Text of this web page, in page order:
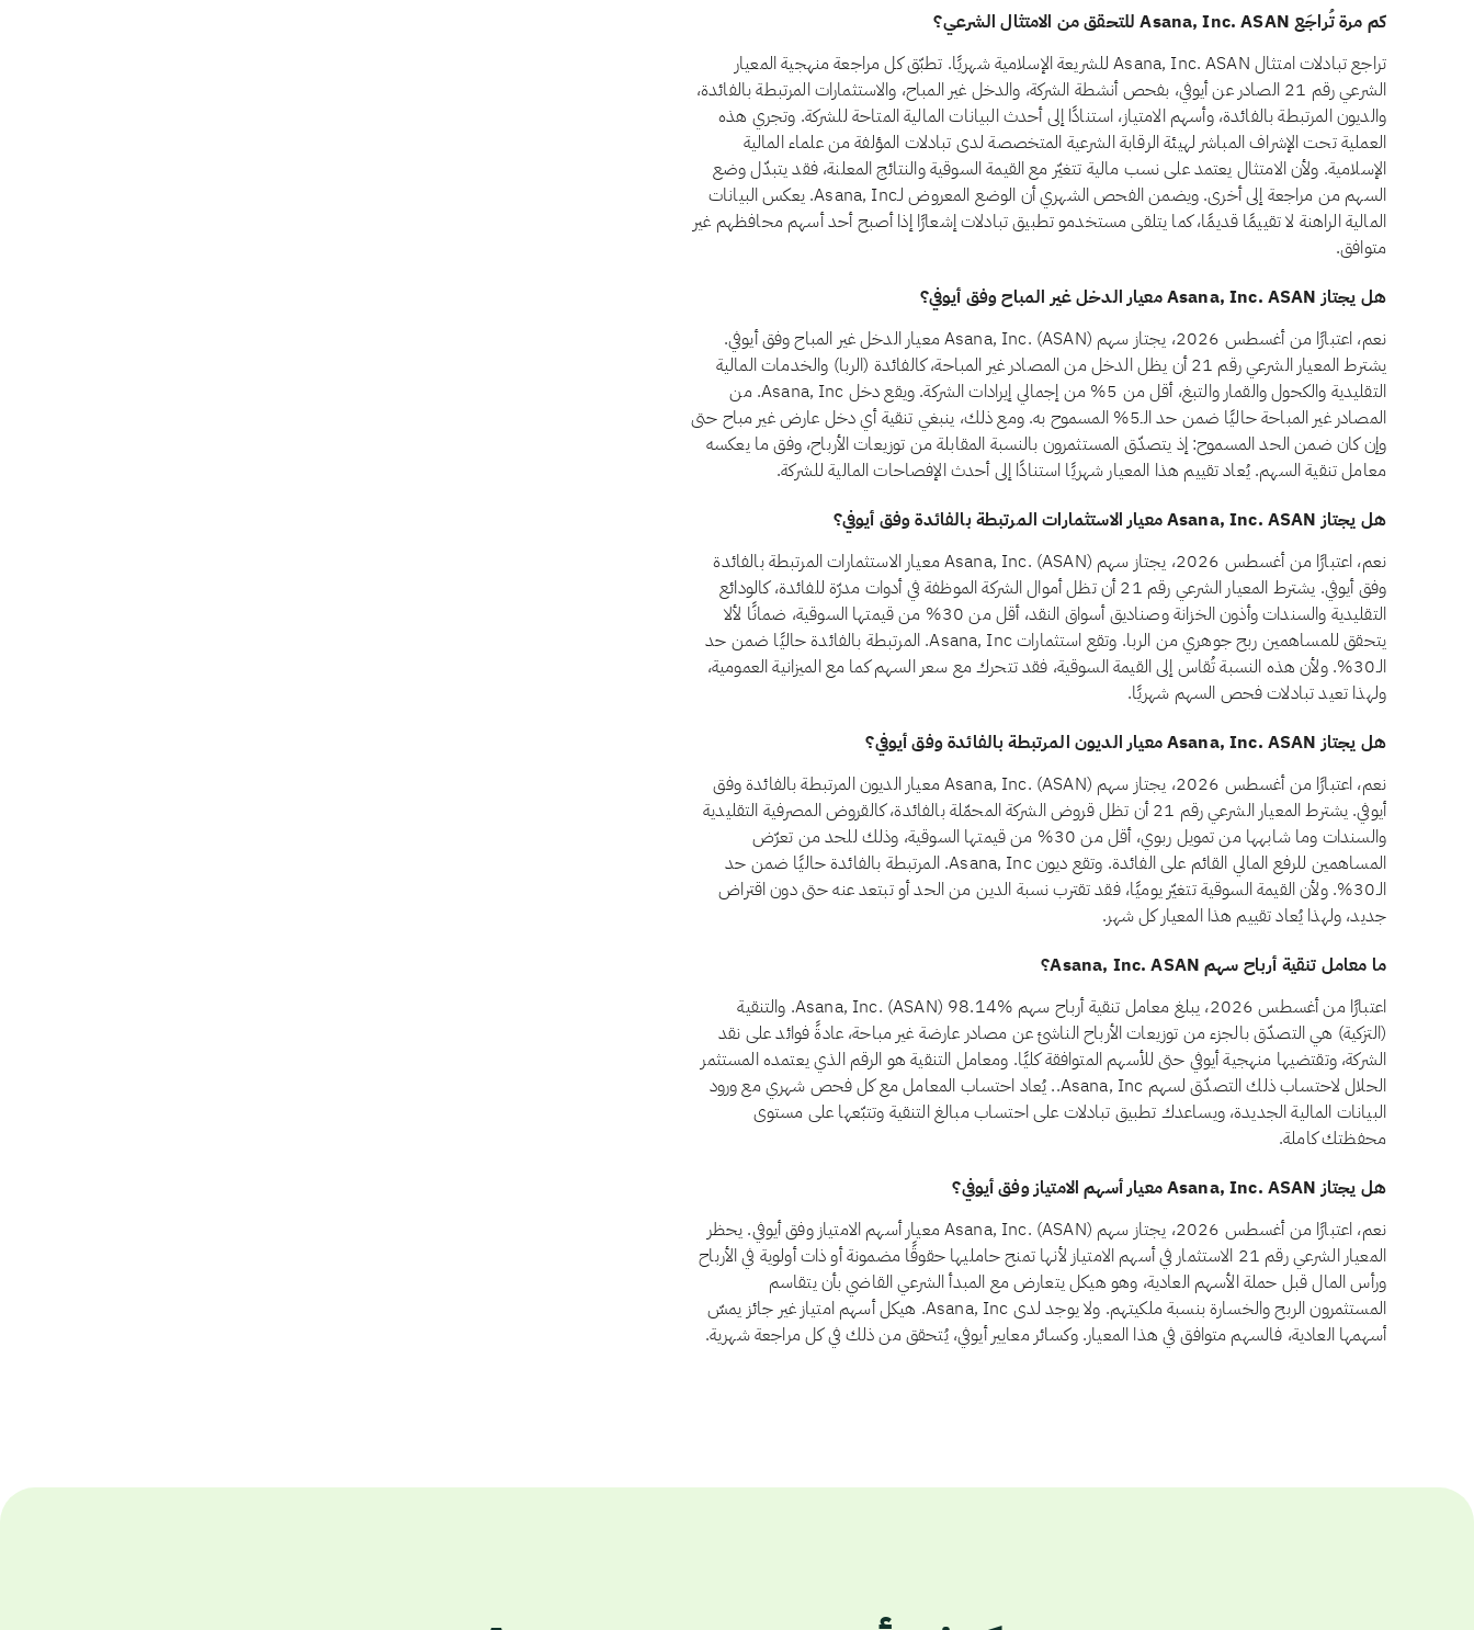
كم مرة تُراجَع Asana, Inc. ASAN للتحقق من الامتثال الشرعي؟
تراجع تبادلات امتثال Asana, Inc. ASAN للشريعة الإسلامية شهريًا. تطبّق كل مراجعة منهجية المعيار
الشرعي رقم 21 الصادر عن أيوفي، بفحص أنشطة الشركة، والدخل غير المباح، والاستثمارات المرتبطة بالفائدة،
والديون المرتبطة بالفائدة، وأسهم الامتياز، استنادًا إلى أحدث البيانات المالية المتاحة للشركة. وتجري هذه
العملية تحت الإشراف المباشر لهيئة الرقابة الشرعية المتخصصة لدى تبادلات المؤلفة من علماء المالية
الإسلامية. ولأن الامتثال يعتمد على نسب مالية تتغيّر مع القيمة السوقية والنتائج المعلنة، فقد يتبدّل وضع
السهم من مراجعة إلى أخرى. ويضمن الفحص الشهري أن الوضع المعروض لـAsana, Inc. يعكس البيانات
المالية الراهنة لا تقييمًا قديمًا، كما يتلقى مستخدمو تطبيق تبادلات إشعارًا إذا أصبح أحد أسهم محافظهم غير
متوافق.
هل يجتاز Asana, Inc. ASAN معيار الدخل غير المباح وفق أيوفي؟
نعم، اعتبارًا من أغسطس 2026، يجتاز سهم Asana, Inc. (ASAN) معيار الدخل غير المباح وفق أيوفي.
يشترط المعيار الشرعي رقم 21 أن يظل الدخل من المصادر غير المباحة، كالفائدة (الربا) والخدمات المالية
التقليدية والكحول والقمار والتبغ، أقل من 5% من إجمالي إيرادات الشركة. ويقع دخل Asana, Inc. من
المصادر غير المباحة حاليًا ضمن حد الـ5% المسموح به. ومع ذلك، ينبغي تنقية أي دخل عارض غير مباح حتى
وإن كان ضمن الحد المسموح: إذ يتصدّق المستثمرون بالنسبة المقابلة من توزيعات الأرباح، وفق ما يعكسه
معامل تنقية السهم. يُعاد تقييم هذا المعيار شهريًا استنادًا إلى أحدث الإفصاحات المالية للشركة.
هل يجتاز Asana, Inc. ASAN معيار الاستثمارات المرتبطة بالفائدة وفق أيوفي؟
نعم، اعتبارًا من أغسطس 2026، يجتاز سهم Asana, Inc. (ASAN) معيار الاستثمارات المرتبطة بالفائدة
وفق أيوفي. يشترط المعيار الشرعي رقم 21 أن تظل أموال الشركة الموظفة في أدوات مدرّة للفائدة، كالودائع
التقليدية والسندات وأذون الخزانة وصناديق أسواق النقد، أقل من 30% من قيمتها السوقية، ضمانًا لألا
يتحقق للمساهمين ربح جوهري من الربا. وتقع استثمارات Asana, Inc. المرتبطة بالفائدة حاليًا ضمن حد
الـ30%. ولأن هذه النسبة تُقاس إلى القيمة السوقية، فقد تتحرك مع سعر السهم كما مع الميزانية العمومية،
ولهذا تعيد تبادلات فحص السهم شهريًا.
هل يجتاز Asana, Inc. ASAN معيار الديون المرتبطة بالفائدة وفق أيوفي؟
نعم، اعتبارًا من أغسطس 2026، يجتاز سهم Asana, Inc. (ASAN) معيار الديون المرتبطة بالفائدة وفق
أيوفي. يشترط المعيار الشرعي رقم 21 أن تظل قروض الشركة المحمّلة بالفائدة، كالقروض المصرفية التقليدية
والسندات وما شابهها من تمويل ربوي، أقل من 30% من قيمتها السوقية، وذلك للحد من تعرّض
المساهمين للرفع المالي القائم على الفائدة. وتقع ديون Asana, Inc. المرتبطة بالفائدة حاليًا ضمن حد
الـ30%. ولأن القيمة السوقية تتغيّر يوميًا، فقد تقترب نسبة الدين من الحد أو تبتعد عنه حتى دون اقتراض
جديد، ولهذا يُعاد تقييم هذا المعيار كل شهر.
ما معامل تنقية أرباح سهم Asana, Inc. ASAN؟
اعتبارًا من أغسطس 2026، يبلغ معامل تنقية أرباح سهم Asana, Inc. (ASAN) 98.14%. والتنقية
(التزكية) هي التصدّق بالجزء من توزيعات الأرباح الناشئ عن مصادر عارضة غير مباحة، عادةً فوائد على نقد
الشركة، وتقتضيها منهجية أيوفي حتى للأسهم المتوافقة كليًا. ومعامل التنقية هو الرقم الذي يعتمده المستثمر
الحلال لاحتساب ذلك التصدّق لسهم Asana, Inc.. يُعاد احتساب المعامل مع كل فحص شهري مع ورود
البيانات المالية الجديدة، ويساعدك تطبيق تبادلات على احتساب مبالغ التنقية وتتبّعها على مستوى
محفظتك كاملة.
هل يجتاز Asana, Inc. ASAN معيار أسهم الامتياز وفق أيوفي؟
نعم، اعتبارًا من أغسطس 2026، يجتاز سهم Asana, Inc. (ASAN) معيار أسهم الامتياز وفق أيوفي. يحظر
المعيار الشرعي رقم 21 الاستثمار في أسهم الامتياز لأنها تمنح حامليها حقوقًا مضمونة أو ذات أولوية في الأرباح
ورأس المال قبل حملة الأسهم العادية، وهو هيكل يتعارض مع المبدأ الشرعي القاضي بأن يتقاسم
المستثمرون الربح والخسارة بنسبة ملكيتهم. ولا يوجد لدى Asana, Inc. هيكل أسهم امتياز غير جائز يمسّ
أسهمها العادية، فالسهم متوافق في هذا المعيار. وكسائر معايير أيوفي، يُتحقق من ذلك في كل مراجعة شهرية.